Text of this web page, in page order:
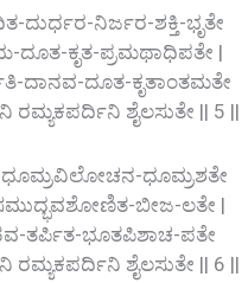
ನಿರ್ಜರ-ಶಕ್ತಿ-ಭೃತೇ
ಕೃತ-ಪ್ರಮಥಾಧಿಪತೇ |
ದಾನವ-ದೂತ-ಕೃತಾಂತಮತೇ
ಶೈಲಸುತೇ || 5 ||
ಧೂಮ್ರವಿಲೋಚನ-ಧೂಮ್ರಶತೇ
ಬೀಜ-ಲತೇ |
ತರ್ಪಿತ-ಭೂತಪಿಶಾಚ-ಪತೇ
ಶೈಲಸುತೇ || 6 ||